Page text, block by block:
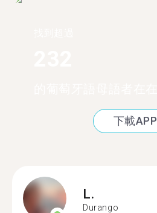
下載APP
L.
Durango